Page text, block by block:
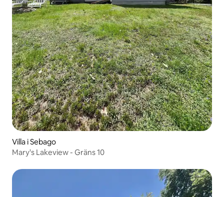
Villa i Sebago
Mary's Lakeview - Gräns 10